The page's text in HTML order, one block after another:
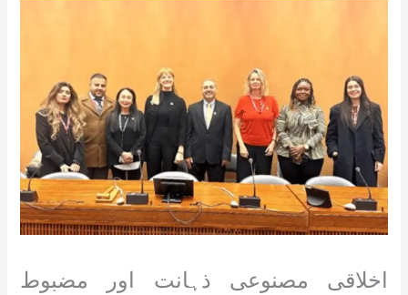
اخلاقی مصنوعی ذہانت اور مضبوط